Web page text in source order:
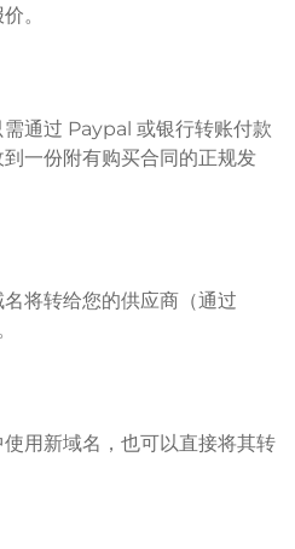
。
通过 Paypal 或银行转账付款
一份附有购买合同的正规发
将转给您的供应商（通过
用新域名，也可以直接将其转